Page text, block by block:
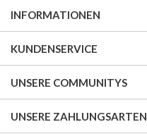
INFORMATIONEN
KUNDENSERVICE
UNSERE COMMUNITYS
UNSERE ZAHLUNGSARTEN